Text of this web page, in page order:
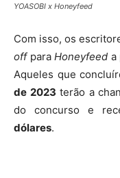
YOASOBI x Honeyfeed
Com isso, os
offparaHoneyfeed a
Aqueles que
de 2023 terão a
do concurso e
dólares.